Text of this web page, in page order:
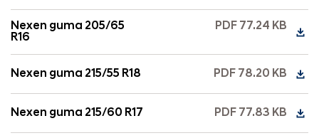
Nexen guma 205/65
R16
PDF 77.24 KB
Nexen guma 215/55 R18 PDF 78.20 KB
Nexen guma 215/60 R17 PDF 77.83 KB